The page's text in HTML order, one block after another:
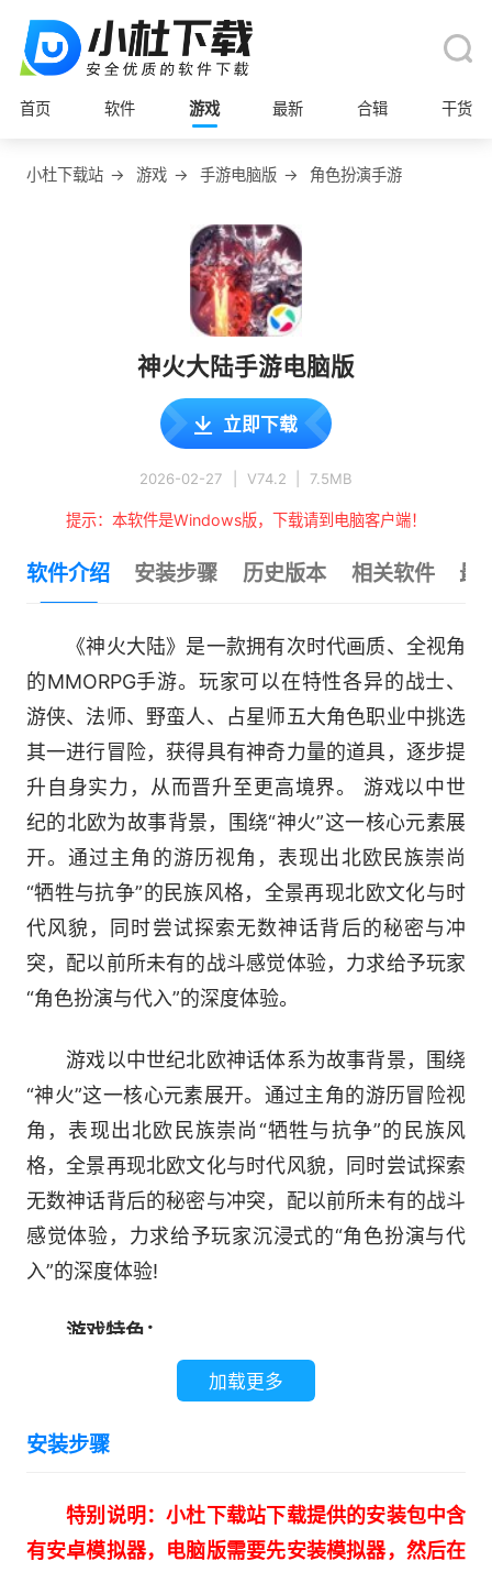
首页 软件 游戏 最新 合辑 干货
小杜下载站 → 游戏 → 手游电脑版 → 角色扮演手游
神火大陆手游电脑版
立即下载
2026-02-27 V74.2 7.5MB
提示：本软件是Windows版，下载请到电脑客户端！
软件介绍 安装步骤 历史版本 相关软件 最
《神火大陆》是一款拥有次时代画质、全视角
的MMORPG手游。玩家可以在特性各异的战士、
游侠、法师、野蛮人、占星师五大角色职业中挑选
其一进行冒险，获得具有神奇力量的道具，逐步提
升自身实力，从而晋升至更高境界。 游戏以中世
纪的北欧为故事背景，围绕“神火”这一核心元素展
开。通过主角的游历视角，表现出北欧民族崇尚
“牺牲与抗争”的民族风格，全景再现北欧文化与时
代风貌，同时尝试探索无数神话背后的秘密与冲
突，配以前所未有的战斗感觉体验，力求给予玩家
“角色扮演与代入”的深度体验。
游戏以中世纪北欧神话体系为故事背景，围绕
“神火”这一核心元素展开。通过主角的游历冒险视
角，表现出北欧民族崇尚“牺牲与抗争”的民族风
格，全景再现北欧文化与时代风貌，同时尝试探索
无数神话背后的秘密与冲突，配以前所未有的战斗
感觉体验，力求给予玩家沉浸式的“角色扮演与代
入”的深度体验!
游戏特色：
【三大职业 自由捏脸】
全面升级后的三大职业，造型更加的霸气生
方面，每种职业都为勇士提供了四种不同的预设模
型，在此基础上，勇士可以对人物的外形和面容进
加载更多
安装步骤
特别说明：小杜下载站下载提供的安装包中含
有安卓模拟器，电脑版需要先安装模拟器，然后在